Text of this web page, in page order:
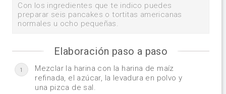
Con los ingredientes que te indico puedes
preparar seis pancakes o tortitas americanas
normales u ocho pequeñas.
Elaboración paso a paso
1
Mezclar la harina con la harina de maíz
refinada, el azúcar, la levadura en polvo y
una pizca de sal.